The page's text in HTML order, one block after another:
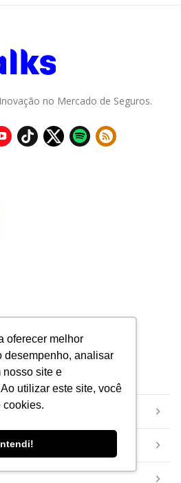
oferecer melhor
desempenho, analisar
nosso site e
utilizar este site, você
cookies.
no Mercado de Seguros.